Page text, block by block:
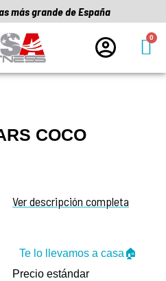
más grande de España
COCO
Ver descripción completa
Te lo llevamos a casa🏠
Precio estándar